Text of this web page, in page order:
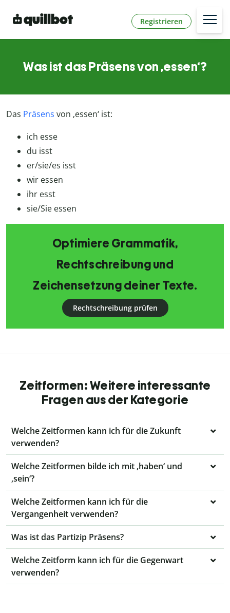
Registrieren
Was ist das Präsens von ‚essen‘?
Das Präsens von ‚essen‘ ist:
ich esse
du isst
er/sie/es isst
wir essen
ihr esst
sie/Sie essen
Optimiere Grammatik,
Rechtschreibung und
Zeichensetzung deiner Texte.
Rechtschreibung prüfen
Zeitformen: Weitere interessante
Fragen aus der Kategorie
Welche Zeitformen kann ich für die Zukunft
verwenden?
Welche Zeitformen bilde ich mit ‚haben‘ und
‚sein‘?
Welche Zeitformen kann ich für die
Vergangenheit verwenden?
Was ist das Partizip Präsens?
Welche Zeitform kann ich für die Gegenwart
verwenden?